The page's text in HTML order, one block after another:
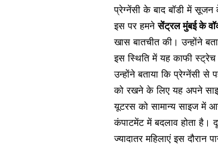
प्रेग्नेंसी के बाद बॉडी में
इस पर हमनेसेंट्रल मुंबई के
खास बातचीत की। उन्होंने
इस स्थिति में यहकाफी स्ट्रेच
उन्होंने बताया कि प्रेग्नेंसी
को रखने के लिए यह अपने
यूटरस को सामान्य साइज में
कंपाटमेंट में बदलाव होता है।
ज्यादातर महिलाएं इस दौरान